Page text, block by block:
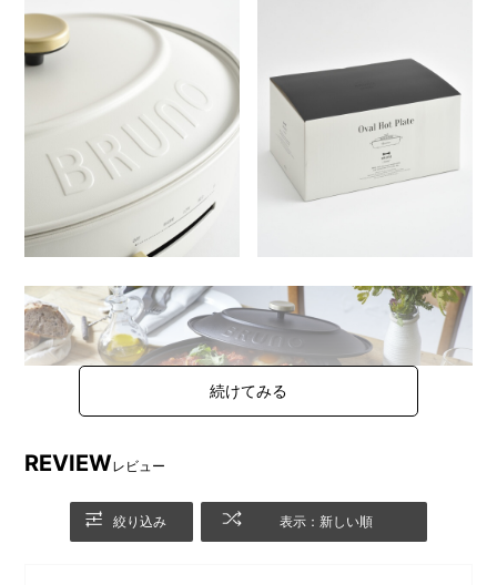
「毎日にちょっとゆとりを、暮らしをもっとゆたかに。」をコ
REVIEWレビュー
絞り込み 表示：新しい順